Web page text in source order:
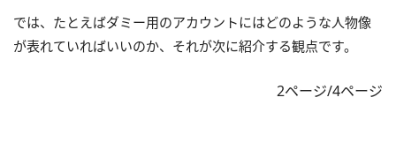
では、たとえばダミー用のアカウントにはどのような人物像
が表れていればいいのか、それが次に紹介する観点です。
2ページ/4ページ